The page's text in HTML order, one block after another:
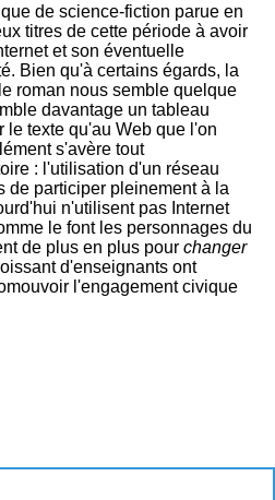
de science-fiction parue en
titres de cette période à avoir
et son éventuelle
Bien qu'à certains égards, la
roman nous semble quelque
davantage un tableau
le texte qu'au Web que l'on
s'avère tout
: l'utilisation d'un réseau
de participer pleinement à la
n'utilisent pas Internet
le font les personnages du
de plus en plus pour changer
d'enseignants ont
l'engagement civique